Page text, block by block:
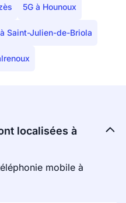
5G à Hounoux
Saint-Julien-de-Briola
localisées à
mobile à